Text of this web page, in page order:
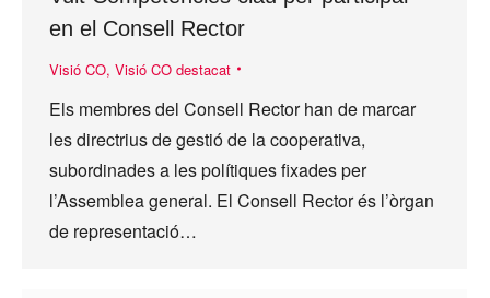
en el Consell Rector
Visió CO, Visió CO destacat
Els membres del Consell Rector han de marcar
les directrius de gestió de la cooperativa,
subordinades a les polítiques fixades per
l’Assemblea general. El Consell Rector és l’òrgan
de representació…